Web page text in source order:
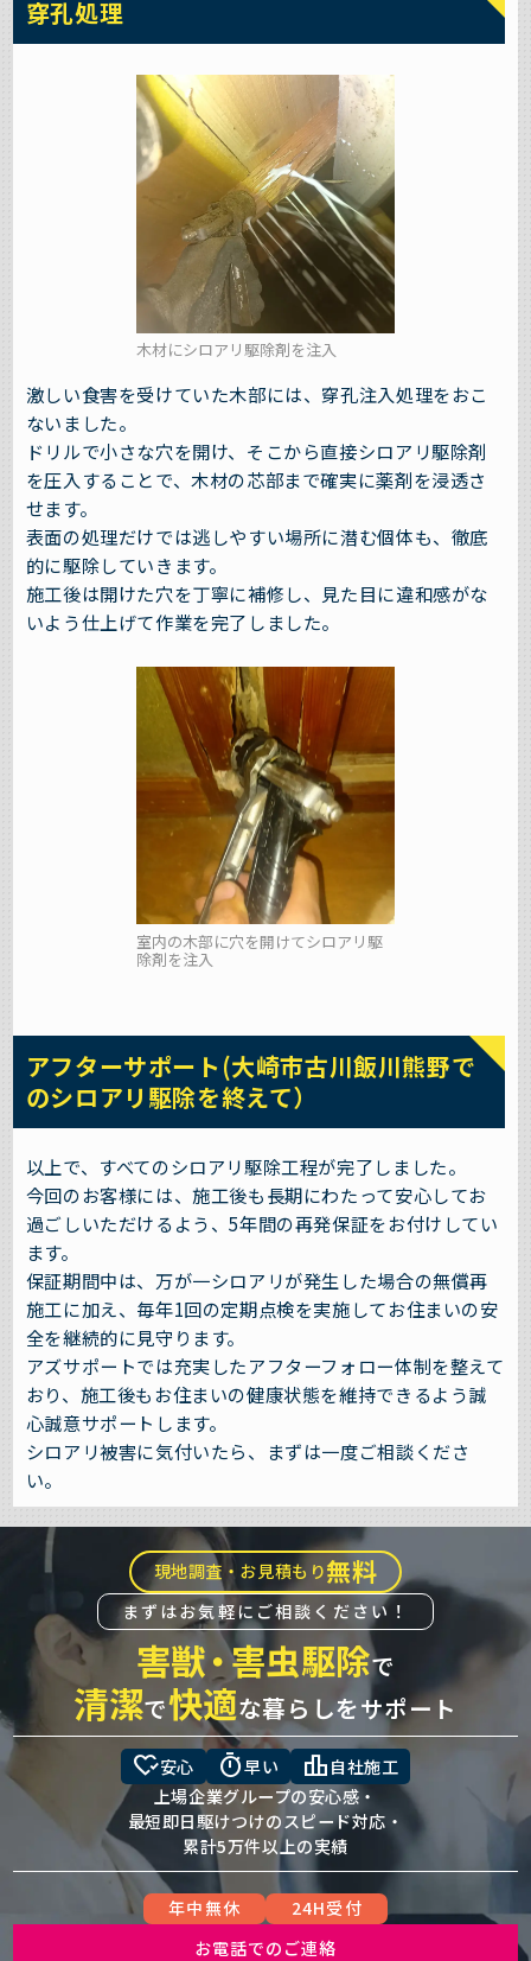
穿孔処理
木材にシロアリ駆除剤を注入
激しい食害を受けていた木部には、穿孔注入処理をおこ
ないました。
ドリルで小さな穴を開け、そこから直接シロアリ駆除剤
を圧入することで、木材の芯部まで確実に薬剤を浸透さ
せます。
表面の処理だけでは逃しやすい場所に潜む個体も、徹底
的に駆除していきます。
施工後は開けた穴を丁寧に補修し、見た目に違和感がな
いよう仕上げて作業を完了しました。
室内の木部に穴を開けてシロアリ駆
除剤を注入
アフターサポート(大崎市古川飯川熊野で
のシロアリ駆除を終えて）
以上で、すべてのシロアリ駆除工程が完了しました。
今回のお客様には、施工後も長期にわたって安心してお
過ごしいただけるよう、5年間の再発保証をお付けしてい
ます。
保証期間中は、万が一シロアリが発生した場合の無償再
施工に加え、毎年1回の定期点検を実施してお住まいの安
全を継続的に見守ります。
アズサポートでは充実したアフターフォロー体制を整えて
おり、施工後もお住まいの健康状態を維持できるよう誠
心誠意サポートします。
シロアリ被害に気付いたら、まずは一度ご相談くださ
い。
現地調査・お見積もり無料
まずはお気軽にご相談ください！
害獣・害虫駆除で
清潔で快適な暮らしをサポート
heart_check安心 timer早い leaderboard 自社施工
上場企業グループの安心感・
最短即日駆けつけのスピード対応・
累計5万件以上の実績
年中無休
24H受付
お電話でのご連絡